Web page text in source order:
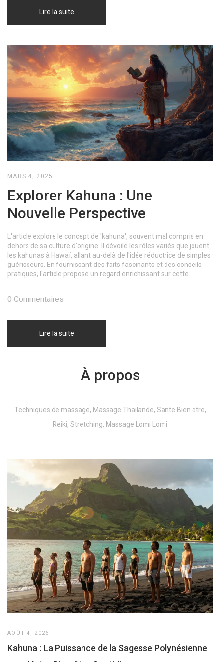
Lire la suite
MARS 4, 2025
Explorer Kahuna : Une
Nouvelle Perspective
L'article explore le concept de 'kahuna', souvent mal compris en
dehors de sa culture d'origine. Il dévoile les rôles variés que jouent
les kahunas à Hawaï, allant au-delà de l'idée réductrice de simples
guérisseurs. En fournissant des faits fascinants et des conseils
pratiques, l'article propose un regard enrichissant sur cette
Lire la suite
0 Commentaires
À propos
Techniques de massage, Massage Thailande, Sante Bien etre,
Reiki, Stretching, Massage Lomi Lomi
AOÛT 4, 2026
Kahuna : La Puissance de la Sagesse Polynésienne